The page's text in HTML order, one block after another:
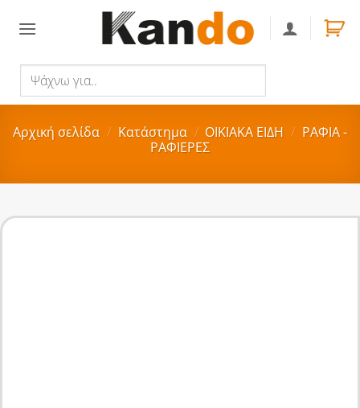
για..
Αρχική σελίδα / Κατάστημα / ΟΙΚΙΑΚA ΕΙΔΗ / ΡΑΦΙΑ -
ΡΑΦΙΕΡΕΣ